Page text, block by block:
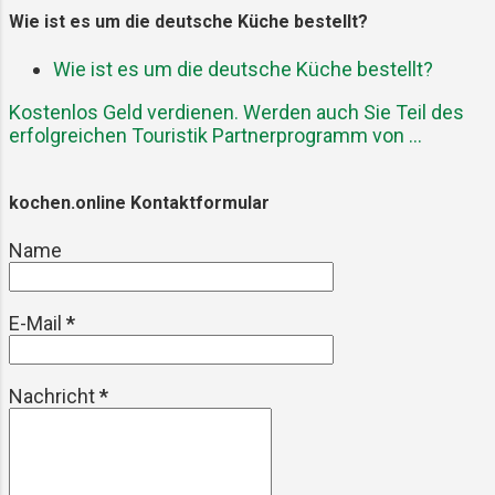
Aber ganz ehrlich – jeden Cent wert.
Streetfood und Fine Dining Der erste
frisch. Dann leicht rauchig. Alles
gleichzeitig. Die Langostinos vom
die man sonst nur direkt am Meer
Wie ist es um die deutsche Küche bestellt?
Wie ist es um die deutsche Küche bestellt?
Kostenlos Geld verdienen. Werden auch Sie Teil des
erfolgreichen Touristik Partnerprogramm von ...
kochen.online Kontaktformular
Name
E-Mail *
Nachricht*